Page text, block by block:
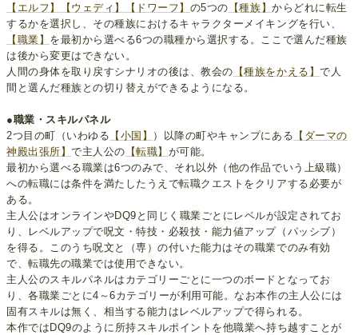
【エルフ】
【ウェディ】 【ドワーフ】 の5つの 【種族】からどれに転生
するかを選択し、その種族におけるキャラクターメイキングを行い、
【職業】 を最初から選べる6つの職種から選択する。ここで選んだ種族
は後から変更はできない。
人間の身体を取り戻すシナリオの後は、教会の 【種族をかえる】で人
間と選んだ種族との切り替えができるようになる。
●職業・スキルパネル
2つ目の町（いわゆる 【小国】 ）以降の町やキャンプにある 【ダーマの
神殿出張所】で主人公の 【転職】 が可能。
最初から選べる職業は6つのみで、それ以外（他の作品でいう上級職）
への転職には条件を満たしたうえで転職クエストをクリアする必要が
ある。
主人公はオンラインやDQ9と同じく職業ごとにレベルが設定されてお
り、レベルアップで呪文・特技・必殺技・能力値アップ（パッシブ）
を得る。このうち呪文と（専）の付いた能力はその職業でのみ有効
で、転職先の職業では使用できない。
主人公のスキルパネルはカテゴリーごとに一つのボードとなってお
り、各職業ごとに4～6カテゴリーが利用可能。なお本作の主人公には
固有スキルは無く、相当する能力はレベルアップで得られる。
本作ではDQ9のように所持スキルポイントを他職業へ持ち越すことが